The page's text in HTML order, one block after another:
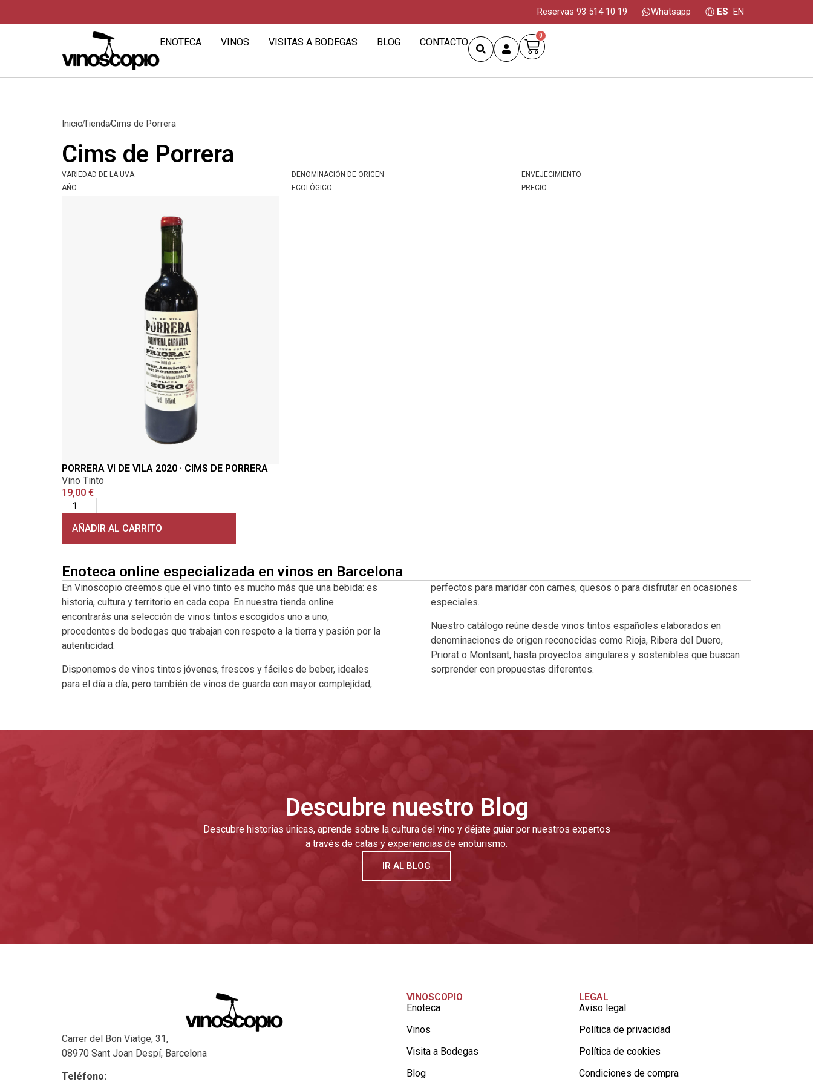
Reservas 93 514 10 19 Whatsapp ES EN
ENOTECA VINOS VISITAS A BODEGAS BLOG CONTACTO
0
InicioTiendaCims de Porrera
Cims de Porrera
VARIEDAD DE LA UVA DENOMINACIÓN DE ORIGEN
ENVEJECIMIENTO
AÑO
ECOLÓGICO PRECIO
PORRERA VI DE VILA 2020 · CIMS DE PORRERA
Vino Tinto
19,00 €
AÑADIR AL CARRITO
Enoteca online especializada en vinos en Barcelona
En Vinoscopio creemos que el vino tinto es mucho más que una bebida: es
historia, cultura y territorio en cada copa. En nuestra tienda online
encontrarás una selección de vinos tintos escogidos uno a uno,
procedentes de bodegas que trabajan con respeto a la tierra y pasión por la
autenticidad.
Disponemos de vinos tintos jóvenes, frescos y fáciles de beber, ideales
para el día a día, pero también de vinos de guarda con mayor complejidad,
perfectos para maridar con carnes, quesos o para disfrutar en ocasiones
especiales.
Nuestro catálogo reúne desde vinos tintos españoles elaborados en
denominaciones de origen reconocidas como Rioja, Ribera del Duero,
Priorat o Montsant, hasta proyectos singulares y sostenibles que buscan
sorprender con propuestas diferentes.
Descubre nuestro Blog
Descubre historias únicas, aprende sobre la cultura del vino y déjate guiar por nuestros expertos
a través de catas y experiencias de enoturismo.
IR AL BLOG
Carrer del Bon Viatge, 31,
08970 Sant Joan Despí, Barcelona
Teléfono:
VINOSCOPIO
Enoteca
Vinos
Visita a Bodegas
Blog
LEGAL
Aviso legal
Política de privacidad
Política de cookies
Condiciones de compra